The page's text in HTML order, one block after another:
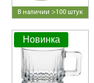
В наличии >100 штук
Новинка